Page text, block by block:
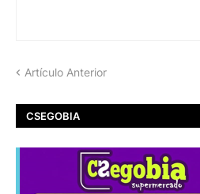
Artículo Anterior
CSEGOBIA